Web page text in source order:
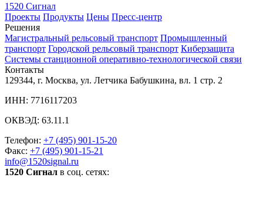
1520 Сигнал
Проекты Продукты Цены Пресс-центр
Решения
Магистральный рельсовый транспорт Промышленный
транспорт Городской рельсовый транспорт Киберзащита
Системы станционной оперативно-технологической связи
Контакты
129344, г. Москва, ул. Летчика Бабушкина, вл. 1 стр. 2
ИНН: 7716117203
ОКВЭД: 63.11.1
Телефон: +7 (495) 901-15-20
Факс: +7 (495) 901-15-21
info@1520signal.ru
1520 Сигнал в соц. сетях: